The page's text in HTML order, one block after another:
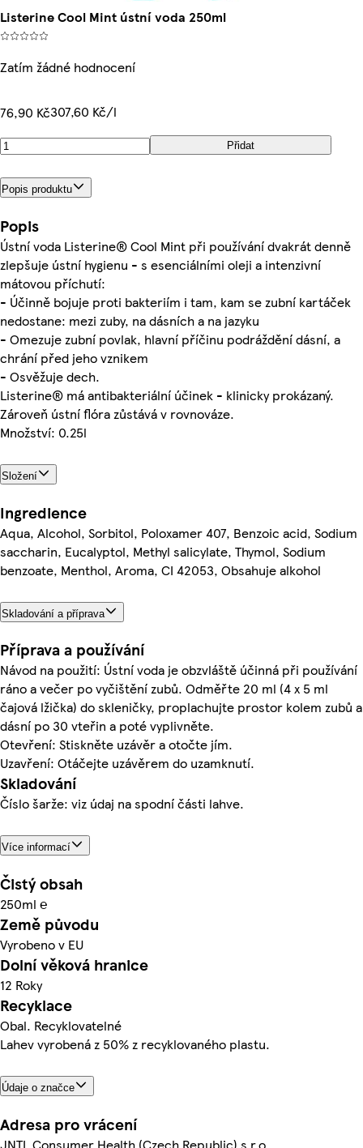
Listerine Cool Mint ústní voda 250ml
Zatím žádné hodnocení
76,90 Kč307,60 Kč/l
Přidat
Popis produktu
Popis
Ústní voda Listerine® Cool Mint při používání dvakrát denně
zlepšuje ústní hygienu - s esenciálními oleji a intenzivní
mátovou příchutí:
- Účinně bojuje proti bakteriím i tam, kam se zubní kartáček
nedostane: mezi zuby, na dásních a na jazyku
- Omezuje zubní povlak, hlavní příčinu podráždění dásní, a
chrání před jeho vznikem
- Osvěžuje dech.
Listerine® má antibakteriální účinek - klinicky prokázaný.
Zároveň ústní flóra zůstává v rovnováze.
Množství: 0.25l
Složení
Ingredience
Aqua, Alcohol, Sorbitol, Poloxamer 407, Benzoic acid, Sodium
saccharin, Eucalyptol, Methyl salicylate, Thymol, Sodium
benzoate, Menthol, Aroma, CI 42053, Obsahuje alkohol
Skladování a příprava
Příprava a používání
Návod na použití: Ústní voda je obzvláště účinná při používání
ráno a večer po vyčištění zubů. Odměřte 20 ml (4 x 5 ml
čajová lžička) do skleničky, proplachujte prostor kolem zubů a
dásní po 30 vteřin a poté vyplivněte.
Otevření: Stiskněte uzávěr a otočte jím.
Uzavření: Otáčejte uzávěrem do uzamknutí.
Skladování
Číslo šarže: viz údaj na spodní části lahve.
Více informací
Čistý obsah
250ml ℮
Země původu
Vyrobeno v EU
Dolní věková hranice
12 Roky
Recyklace
Obal. Recyklovatelné
Lahev vyrobená z 50% z recyklovaného plastu.
Údaje o značce
Adresa pro vrácení